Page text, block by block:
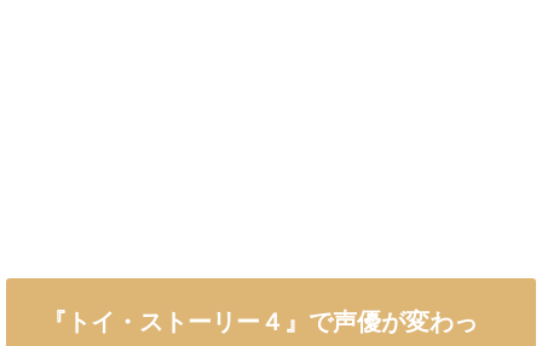
『トイ・ストーリー４』で声優が変わっ